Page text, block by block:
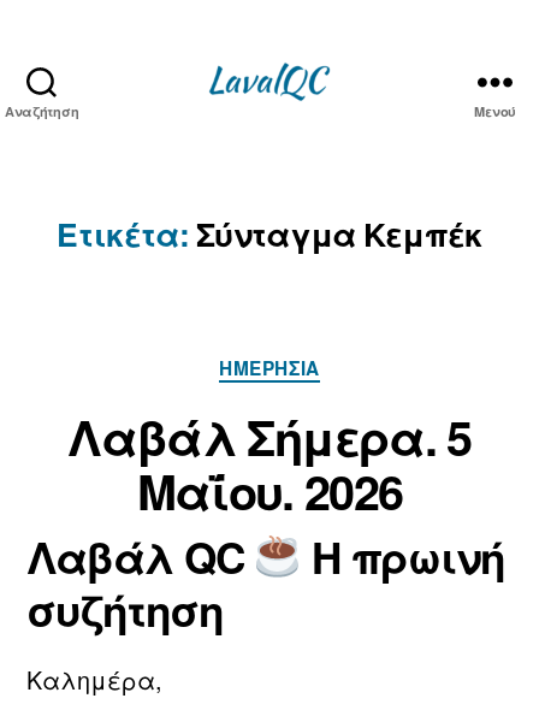
Αναζήτηση Μενού
Ετικέτα: Σύνταγμα Κεμπέκ
Κατηγορίες
ΗΜΕΡΉΣΙΑ
Λαβάλ Σήμερα. 5
Μαΐου. 2026
Συντάκτης
άρθρου
Α
ό
τ
ο
ν/
τ
η
Ημ.
δημοσίευσης
Μ
α
ΐ
υ
Λαβάλ QC
Η πρωινή
συζήτηση
Καλημέρα,